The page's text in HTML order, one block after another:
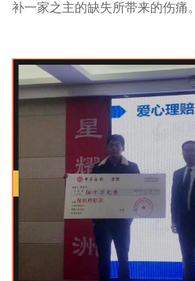
补一家之主的缺失所带来的伤痛。